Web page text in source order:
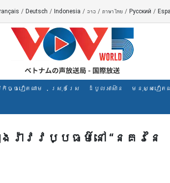
/ Deutsch / Indonesia / ລາວ / ภาษาไทย / Русский /
កិច្ចវៀតណាម ស្រុកស្រែ ដំបូលអាស៊ាន មនុស្សវៀតណ
រ៉ាវវប្បធម៌នៅ “នគរនៃ